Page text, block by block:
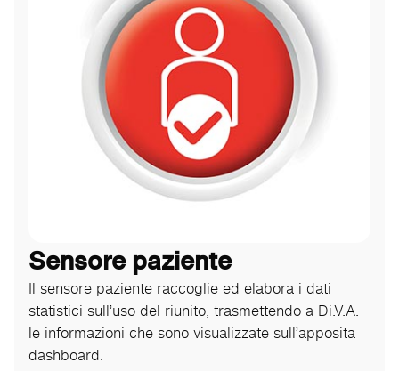
Sensore paziente
Il sensore paziente raccoglie ed elabora i dati
statistici sull’uso del riunito, trasmettendo a Di.V.A.
le informazioni che sono visualizzate sull’apposita
dashboard.